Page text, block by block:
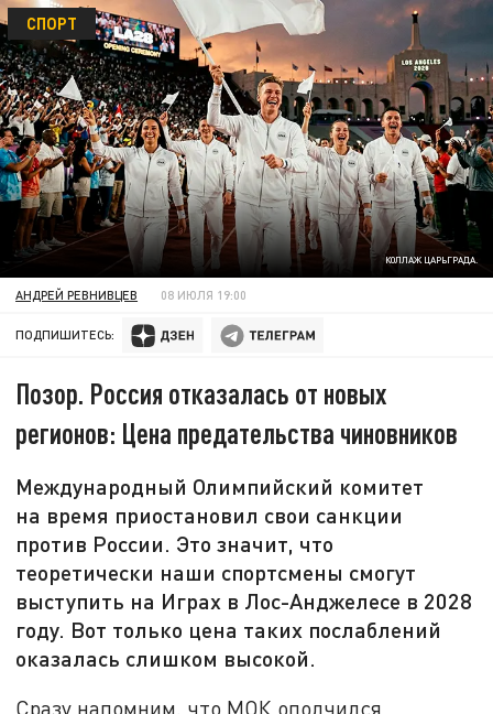
КОЛЛАЖ ЦАРЬГРАДА.
СПОРТ
АНДРЕЙ РЕВНИВЦЕВ 08 ИЮЛЯ 19:00
ПОДПИШИТЕСЬ:
Позор. Россия отказалась от новых
регионов: Цена предательства чиновников
Международный Олимпийский комитет
на время приостановил свои санкции
против России. Это значит, что
теоретически наши спортсмены смогут
выступить на Играх в Лос-Анджелесе в 2028
году. Вот только цена таких послаблений
оказалась слишком высокой.
Сразу напомним, что МОК ополчился